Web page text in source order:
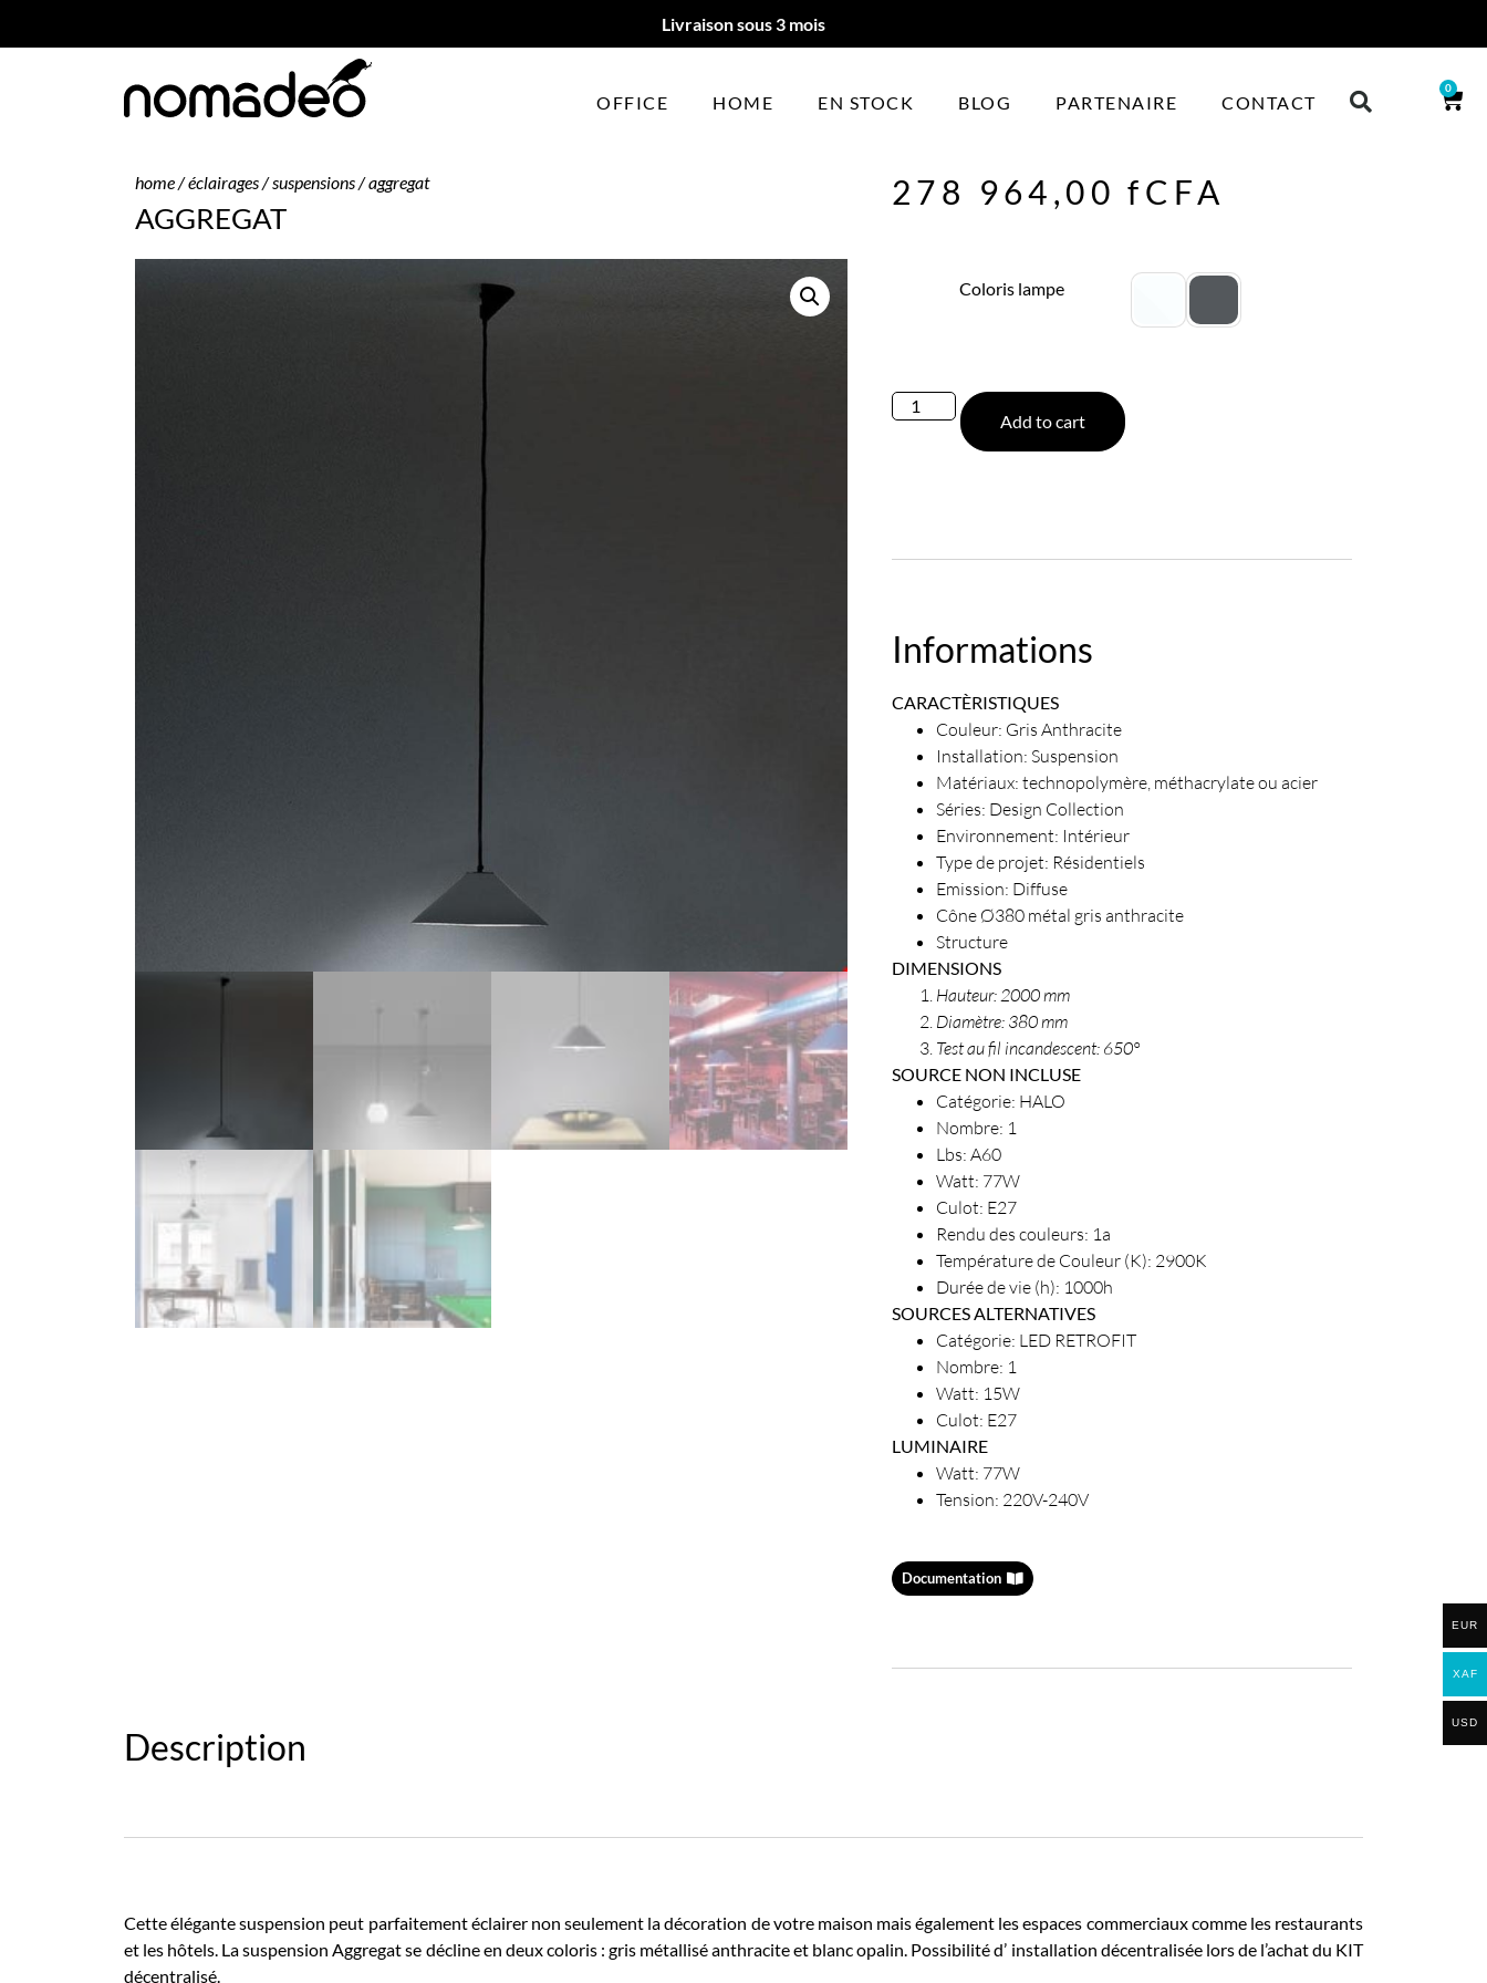
Livraison sous 3 mois
OFFICE HOME EN STOCK BLOG PARTENAIRE CONTACT
0
home/éclairages/suspensions/ aggregat
AGGREGAT
278 964,00fCFA
Coloris lampe
Add to cart
Informations
CARACTÈRISTIQUES
Couleur: Gris Anthracite
Installation: Suspension
Matériaux: technopolymère, méthacrylate ou acier
Séries: Design Collection
Environnement: Intérieur
Type de projet: Résidentiels
Emission: Diffuse
Cône Ø380 métal gris anthracite
Structure
DIMENSIONS
Hauteur: 2000 mm
Diamètre: 380 mm
Test au fil incandescent: 650°
SOURCE NON INCLUSE
Catégorie: HALO
Nombre: 1
Lbs: A60
Watt: 77W
Culot: E27
Rendu des couleurs: 1a
Température de Couleur (K): 2900K
Durée de vie (h): 1000h
SOURCES ALTERNATIVES
Catégorie: LED RETROFIT
Nombre: 1
Watt: 15W
Culot: E27
LUMINAIRE
Watt: 77W
Tension: 220V-240V
Documentation
Description
Cette élégante suspension peut parfaitement éclairer non seulement la décoration de votre maison mais également les espaces commerciaux comme les restaurants
et les hôtels. La suspension Aggregat se décline en deux coloris : gris métallisé anthracite et blanc opalin. Possibilité d’ installation décentralisée lors de l’achat du KIT
décentralisé.
EUR
XAF
USD